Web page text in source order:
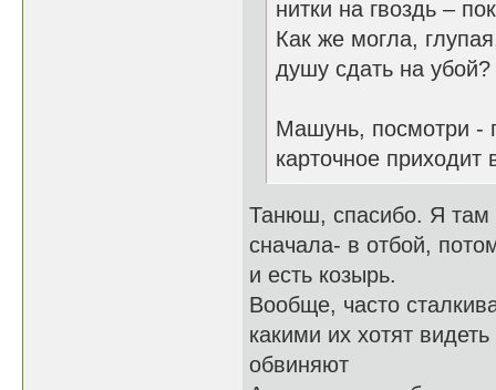
нитки на гвоздь –
Как же могла,
душу сдать на
Машунь, посмотри -
карточное
Танюш, спасибо. Я там
сначала- в отбой,
и есть козырь.
Вообще, часто
какими их хотят
обвиняют